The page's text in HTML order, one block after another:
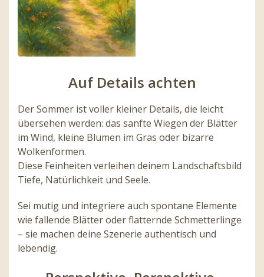
Auf Details achten
Der Sommer ist voller kleiner Details, die leicht
übersehen werden: das sanfte Wiegen der Blätter
im Wind, kleine Blumen im Gras oder bizarre
Wolkenformen.
Diese Feinheiten verleihen deinem Landschaftsbild
Tiefe, Natürlichkeit und Seele.
Sei mutig und integriere auch spontane Elemente
wie fallende Blätter oder flatternde Schmetterlinge
– sie machen deine Szenerie authentisch und
lebendig.